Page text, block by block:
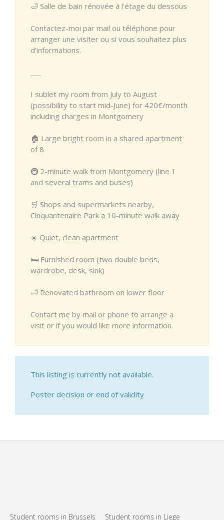
🛁 Salle de bain rénovée à l'étage du dessous
Contactez-moi par mail ou téléphone pour
arranger une visiter ou si vous souhaitez plus
d'informations.
I sublet my room from July to August
(possibility to start mid-June) for 420€/month
including charges in Montgomery
🏠 Large bright room in a shared apartment
of 8
🚇 2-minute walk from Montgomery (line 1
and several trams and buses)
🛒 Shops and supermarkets nearby,
Cinquantenaire Park a 10-minute walk away
☀️ Quiet, clean apartment
🛏️ Furnished room (two double beds,
wardrobe, desk, sink)
🛁 Renovated bathroom on lower floor
Contact me by mail or phone to arrange a
visit or if you would like more information.
This listing is currently not available.
Poster decision or end of validity
Student rooms in Brussels Student rooms in Liege